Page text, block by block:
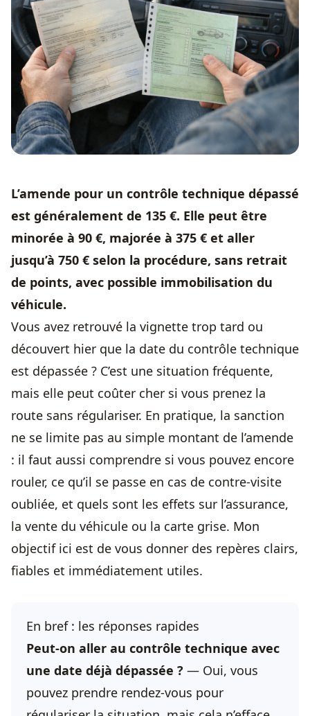
L’amende pour un contrôle technique dépassé
est généralement de 135 €. Elle peut être
minorée à 90 €, majorée à 375 € et aller
jusqu’à 750 € selon la procédure, sans retrait
de points, avec possible immobilisation du
véhicule.
Vous avez retrouvé la vignette trop tard ou
découvert hier que la date du contrôle technique
est dépassée ? C’est une situation fréquente,
mais elle peut coûter cher si vous prenez la
route sans régulariser. En pratique, la sanction
ne se limite pas au simple montant de l’amende
: il faut aussi comprendre si vous pouvez encore
rouler, ce qu’il se passe en cas de contre-visite
oubliée, et quels sont les effets sur l’assurance,
la vente du véhicule ou la carte grise. Mon
objectif ici est de vous donner des repères clairs,
fiables et immédiatement utiles.
En bref : les réponses rapides
Peut-on aller au contrôle technique avec
une date déjà dépassée ? — Oui, vous
pouvez prendre rendez-vous pour